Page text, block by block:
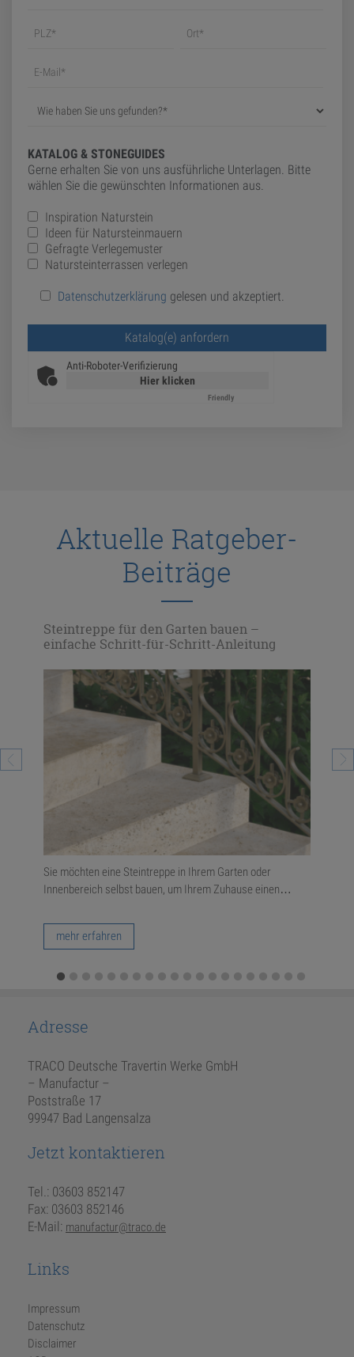
KATALOG & STONEGUIDES
Gerne erhalten Sie von uns ausführliche Unterlagen. Bitte
wählen Sie die gewünschten Informationen aus.
Inspiration Naturstein
Ideen für Natursteinmauern
Gefragte Verlegemuster
Natursteinterrassen verlegen
Datenschutzerklärung gelesen und akzeptiert.
Bitte lasse dieses Feld leer.
Anti-Roboter-Verifizierung
Hier klicken
Friendly
Aktuelle Ratgeber-
Beiträge
Steintreppe für den Garten bauen –
einfache Schritt-für-Schritt-Anleitung
Sie möchten eine Steintreppe in Ihrem Garten oder
Innenbereich selbst bauen, um Ihrem Zuhause einen…
mehr erfahren
Adresse
TRACO Deutsche Travertin Werke GmbH
– Manufactur –
Poststraße 17
99947 Bad Langensalza
Jetzt kontaktieren
Tel.: 03603 852147
Fax: 03603 852146
E-Mail: manufactur@traco.de
Links
Impressum
Datenschutz
Disclaimer